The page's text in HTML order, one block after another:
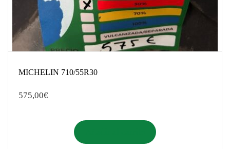
MICHELIN 710/55R30
575,00€